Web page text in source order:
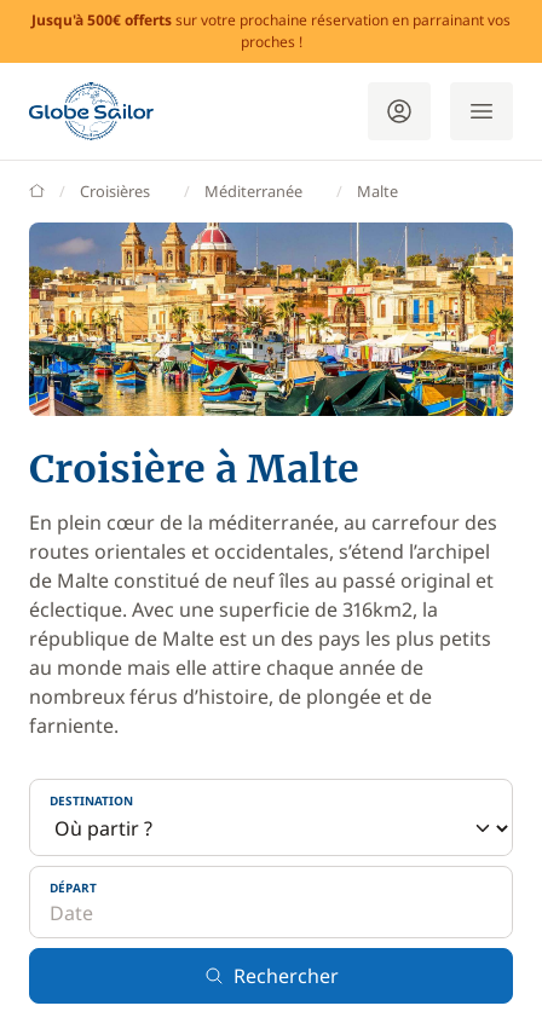
Jusqu'à 500€ offertssur votre prochaine réservation en parrainant vos
proches !
GlobeSailor
Croisières Méditerranée Malte
Croisière à Malte
En plein cœur de la méditerranée, au carrefour des
routes orientales et occidentales, s’étend l’archipel
de Malte constitué de neuf îles au passé original et
éclectique. Avec une superficie de 316km2, la
république de Malte est un des pays les plus petits
au monde mais elle attire chaque année de
nombreux férus d’histoire, de plongée et de
farniente.
DESTINATION
DÉPART
Rechercher